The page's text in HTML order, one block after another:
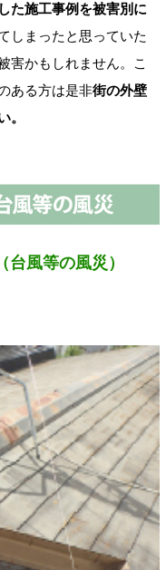
た施工事例を被害別に
しまったと思っていた
害かもしれません。こ
ある方は是非街の外壁
。
風等の風災）